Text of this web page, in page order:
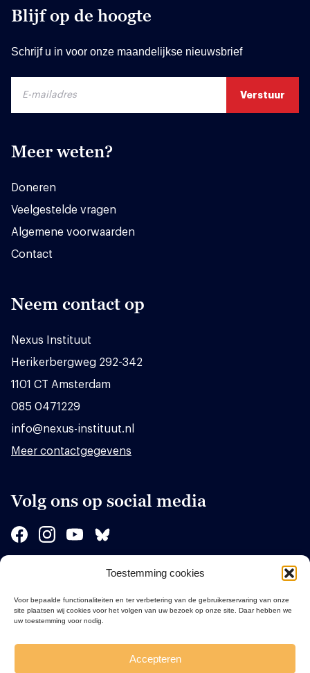
Toestemming cookies
Voor bepaalde functionaliteiten en ter verbetering van de gebruikerservaring van onze
site plaatsen wij cookies voor het volgen van uw bezoek op onze site. Daar hebben we
uw toestemming voor nodig.
Accepteren
Blijf op de hoogte
Schrijf u in voor onze maandelijkse nieuwsbrief
Meer weten?
Doneren
Veelgestelde vragen
Algemene voorwaarden
Contact
Neem contact op
Nexus Instituut
Herikerbergweg 292-342
1101 CT Amsterdam
085 0471229
info@nexus-instituut.nl
Meer contactgegevens
Volg ons op social media